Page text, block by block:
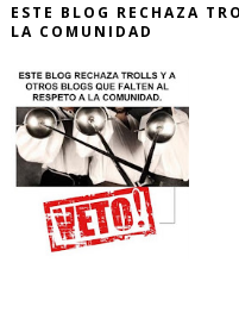
ESTE BLOG RECHAZA
LA COMUNIDAD